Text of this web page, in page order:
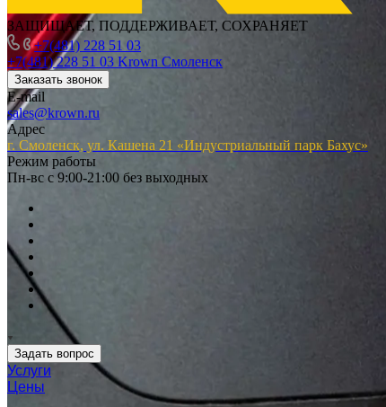
ЗАЩИЩАЕТ, ПОДДЕРЖИВАЕТ, СОХРАНЯЕТ
+7(481) 228 51 03
+7(481) 228 51 03 Krown Смоленск
Заказать звонок
E-mail
sales@krown.ru
Адрес
г. Смоленск, ул. Кашена 21 «Индустриальный парк Бахус»
Режим работы
Пн-вс с 9:00-21:00 без выходных
Задать вопрос
Услуги
Цены